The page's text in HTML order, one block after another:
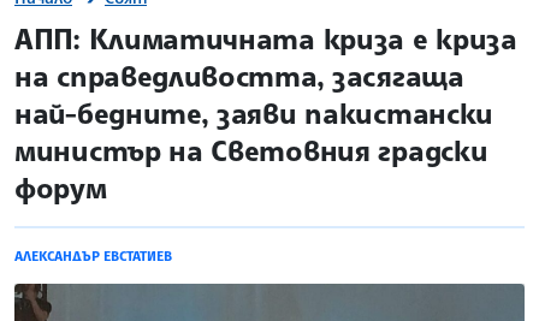
site.bta
АПП: Климатичната криза е криза
на справедливостта, засягаща
най-бедните, заяви пакистански
министър на Световния градски
форум
АЛЕКСАНДЪР ЕВСТАТИЕВ